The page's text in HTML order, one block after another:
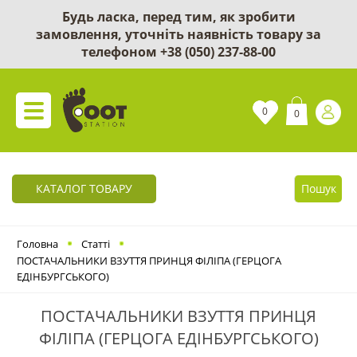
Будь ласка, перед тим, як зробити
замовлення, уточніть наявність товару за
телефоном +38 (050) 237-88-00
0 0
КАТАЛОГ ТОВАРУ Пошук
Головна
Статті
ПОСТАЧАЛЬНИКИ ВЗУТТЯ ПРИНЦЯ ФІЛІПА (ГЕРЦОГА
ЕДІНБУРГСЬКОГО)
ПОСТАЧАЛЬНИКИ ВЗУТТЯ ПРИНЦЯ
ФІЛІПА (ГЕРЦОГА ЕДІНБУРГСЬКОГО)